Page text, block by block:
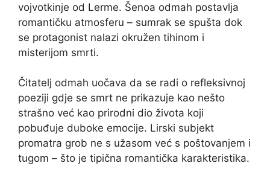
vojvotkinje od Lerme. Šenoa odmah postavlja
romantičku atmosferu – sumrak se spušta dok
se protagonist nalazi okružen tihinom i
misterijom smrti.
Čitatelj odmah uočava da se radi o refleksivnoj
poeziji gdje se smrt ne prikazuje kao nešto
strašno već kao prirodni dio života koji
pobuđuje duboke emocije. Lirski subjekt
promatra grob ne s užasom već s poštovanjem i
tugom – što je tipična romantička karakteristika.